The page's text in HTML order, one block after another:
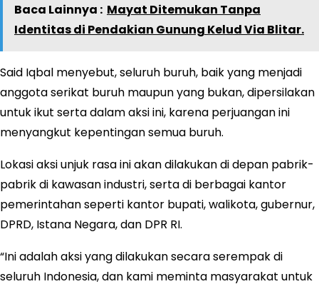
Baca Lainnya : Mayat Ditemukan Tanpa
Identitas di Pendakian Gunung Kelud Via Blitar.
Said Iqbal menyebut, seluruh buruh, baik yang menjadi
anggota serikat buruh maupun yang bukan, dipersilakan
untuk ikut serta dalam aksi ini, karena perjuangan ini
menyangkut kepentingan semua buruh.
Lokasi aksi unjuk rasa ini akan dilakukan di depan pabrik-
pabrik di kawasan industri, serta di berbagai kantor
pemerintahan seperti kantor bupati, walikota, gubernur,
DPRD, Istana Negara, dan DPR RI.
“Ini adalah aksi yang dilakukan secara serempak di
seluruh Indonesia, dan kami meminta masyarakat untuk